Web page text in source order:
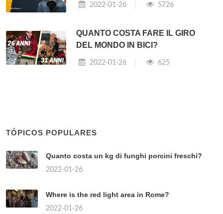
2022-01-26 5726
QUANTO COSTA FARE IL GIRO
DEL MONDO IN BICI?
2022-01-26 625
TÓPICOS POPULARES
Quanto costa un kg di funghi porcini freschi?
2022-01-26
Where is the red light area in Rome?
2022-01-26